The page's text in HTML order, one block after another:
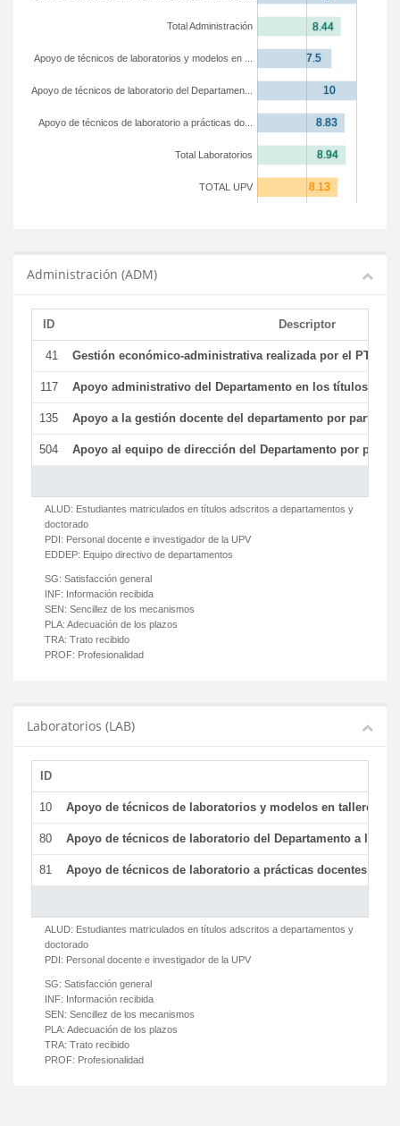
TOTAL UPV
Total Laboratorios
Apoyo de técnicos de laboratorio a prácticas do...
Apoyo de técnicos de laboratorio del Departamen...
Apoyo de técnicos de laboratorios y modelos en ...
Total Administración
Administración (ADM)
ID Descriptor
41 Gestión económico-administrativa realizada por el PTGAS
117 Apoyo administrativo del Departamento en los títulos de
135 Apoyo a la gestión docente del departamento por parte
504 Apoyo al equipo de dirección del Departamento por parte
ALUD: Estudiantes matriculados en títulos adscritos a departamentos y
doctorado
PDI: Personal docente e investigador de la UPV
EDDEP: Equipo directivo de departamentos
SG: Satisfacción general
INF: Información recibida
SEN: Sencillez de los mecanismos
PLA: Adecuación de los plazos
TRA: Trato recibido
PROF: Profesionalidad
Laboratorios (LAB)
ID
10 Apoyo de técnicos de laboratorios y modelos en talleres/
80 Apoyo de técnicos de laboratorio del Departamento a la
81 Apoyo de técnicos de laboratorio a prácticas docentes y
ALUD: Estudiantes matriculados en títulos adscritos a departamentos y
doctorado
PDI: Personal docente e investigador de la UPV
SG: Satisfacción general
INF: Información recibida
SEN: Sencillez de los mecanismos
PLA: Adecuación de los plazos
TRA: Trato recibido
PROF: Profesionalidad